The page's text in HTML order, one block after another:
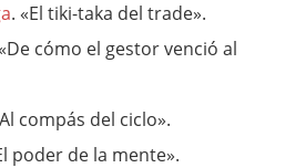
. «El tiki-taka del trade».
cómo el gestor venció al
compás del ciclo».
poder de la mente».